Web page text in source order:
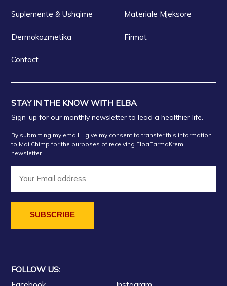
Suplemente & Ushqime Materiale Mjeksore
Dermokozmetika Firmat
Contact
STAY IN THE KNOW WITH ELBA
Sign-up for our monthly newsletter to lead a healthier life.
By submitting my email, I give my consent to transfer this information
to MailChimp for the purposes of receiving ElbaFarmaKrem
newsletter.
FOLLOW US: